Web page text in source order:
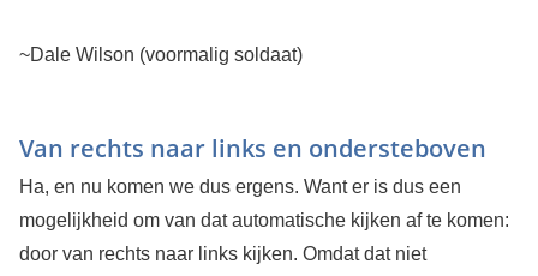
~Dale Wilson (voormalig soldaat)
Van rechts naar links en ondersteboven
Ha, en nu komen we dus ergens. Want er is dus een
mogelijkheid om van dat automatische kijken af te komen:
door van rechts naar links kijken. Omdat dat niet